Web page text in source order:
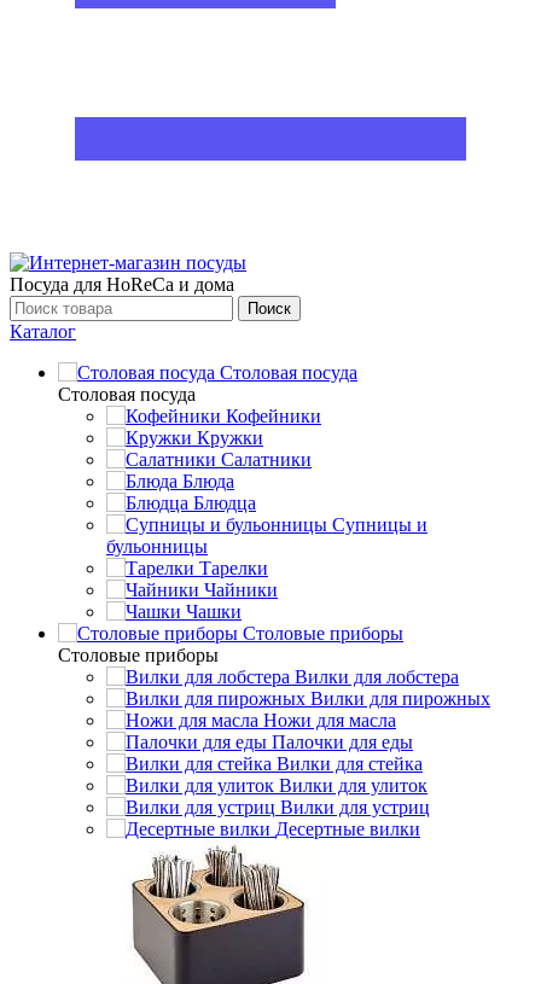
Посуда для HoReCa и дома
Поиск
Каталог
Столовая посуда
Столовая посуда
Кофейники
Кружки
Салатники
Блюда
Блюдца
Супницы и
бульонницы
Тарелки
Чайники
Чашки
Cтоловые приборы
Cтоловые приборы
Вилки для лобстера
Вилки для пирожных
Ножи для масла
Палочки для еды
Вилки для стейка
Вилки для улиток
Вилки для устриц
Десертные вилки